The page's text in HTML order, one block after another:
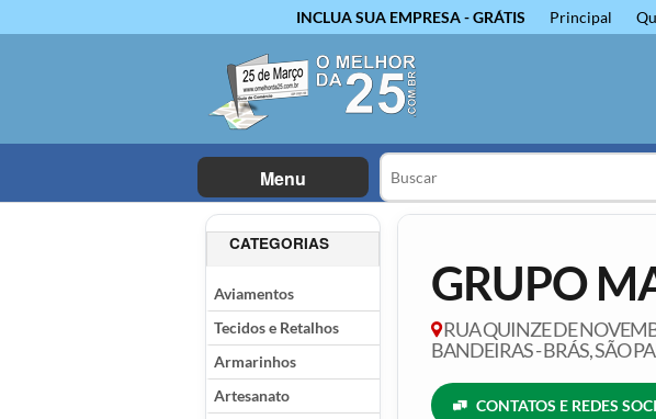
INCLUA SUA EMPRESA - GRÁTIS Principal
Menu
CATEGORIAS
Aviamentos
Tecidos e Retalhos
Armarinhos
Artesanato
GRUPO
RUA QUINZE DE
BANDEIRAS - BRÁS, SÃO
CONTATOS E REDES